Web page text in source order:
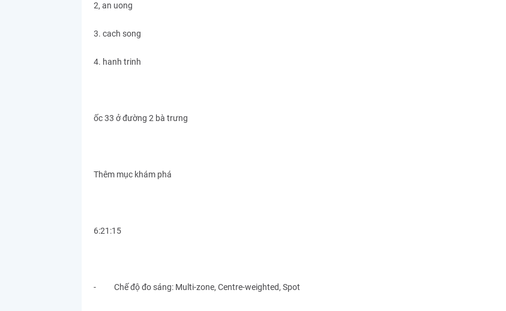
2, an uong
3. cach song
4. hanh trinh
ốc 33 ở đường 2 bà trưng
Thêm mục khám phá
6:21:15
- Chế độ đo sáng: Multi-zone, Centre-weighted, Spot